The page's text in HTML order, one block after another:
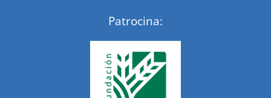
Patrocina: